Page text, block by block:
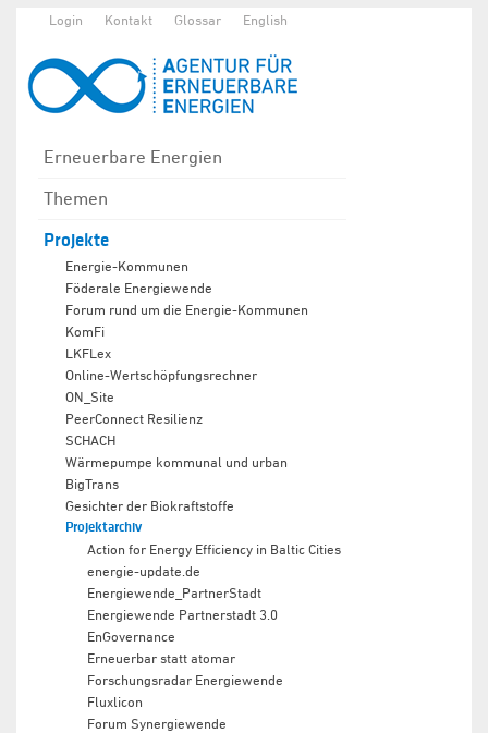
Login Kontakt Glossar English
Erneuerbare Energien
Themen
Projekte
Energie-Kommunen
Föderale Energiewende
Forum rund um die Energie-Kommunen
KomFi
LKFLex
Online-Wertschöpfungsrechner
ON_Site
PeerConnect Resilienz
SCHACH
Wärmepumpe kommunal und urban
BigTrans
Gesichter der Biokraftstoffe
Projektarchiv
Action for Energy Efficiency in Baltic Cities
energie-update.de
Energiewende_PartnerStadt
Energiewende Partnerstadt 3.0
EnGovernance
Erneuerbar statt atomar
Forschungsradar Energiewende
Fluxlicon
Forum Synergiewende